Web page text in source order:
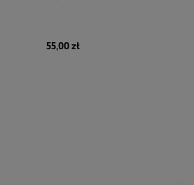
55,00 zł